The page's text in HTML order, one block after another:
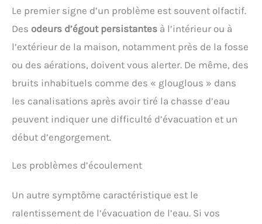
Le premier signe d’un problème est souvent olfactif.
Des odeurs d’égout persistantes à l’intérieur ou à
l’extérieur de la maison, notamment près de la fosse
ou des aérations, doivent vous alerter. De même, des
bruits inhabituels comme des « glouglous » dans
les canalisations après avoir tiré la chasse d’eau
peuvent indiquer une difficulté d’évacuation et un
début d’engorgement.
Les problèmes d’écoulement
Un autre symptôme caractéristique est le
ralentissement de l’évacuation de l’eau. Si vos